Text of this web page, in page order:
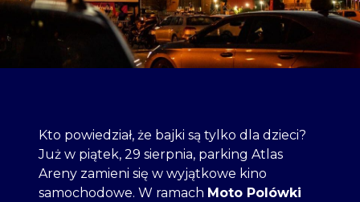
Kto powiedział, że bajki są tylko dla dzieci?
Już w piątek, 29 sierpnia, parking Atlas
Areny zamieni się w wyjątkowe kino
samochodowe. W ramach Moto Polówki